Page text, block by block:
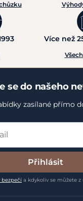
Více než
se do našeho
zasílané přímo
Přihlásit
bezpečí a kdykoliv se můžete